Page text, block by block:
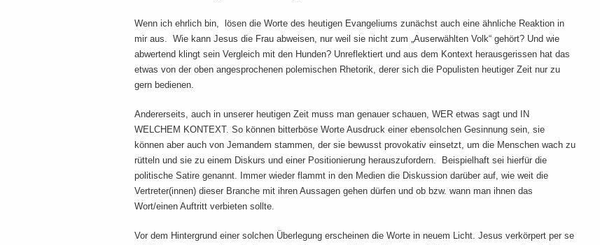
Wenn ich ehrlich bin, lösen die Worte des heutigen Evangeliums zunächst auch eine ähnliche Reaktion in
mir aus. Wie kann Jesus die Frau abweisen, nur weil sie nicht zum „Auserwählten Volk“ gehört? Und wie
abwertend klingt sein Vergleich mit den Hunden? Unreflektiert und aus dem Kontext herausgerissen hat das
etwas von der oben angesprochenen polemischen Rhetorik, derer sich die Populisten heutiger Zeit nur zu
gern bedienen.
Andererseits, auch in unserer heutigen Zeit muss man genauer schauen, WER etwas sagt und IN
WELCHEM KONTEXT. So können bitterböse Worte Ausdruck einer ebensolchen Gesinnung sein, sie
können aber auch von Jemandem stammen, der sie bewusst provokativ einsetzt, um die Menschen wach zu
rütteln und sie zu einem Diskurs und einer Positionierung herauszufordern. Beispielhaft sei hierfür die
politische Satire genannt. Immer wieder flammt in den Medien die Diskussion darüber auf, wie weit die
Vertreter(innen) dieser Branche mit ihren Aussagen gehen dürfen und ob bzw. wann man ihnen das
Wort/einen Auftritt verbieten sollte.
Vor dem Hintergrund einer solchen Überlegung erscheinen die Worte in neuem Licht. Jesus verkörpert per se